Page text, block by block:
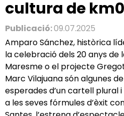
cultura de km0
Publicació:09.07.2025
Amparo Sánchez, històrica
la celebració dels 20 anys de
Maresme o el projecte
Marc Vilajuana són algunes
esperades d’un cartell plural
a les seves fórmules d’èxit